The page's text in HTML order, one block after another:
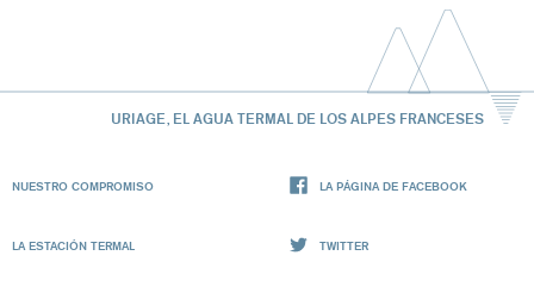
URIAGE, EL AGUA TERMAL DE LOS ALPES FRANCESES
NUESTRO COMPROMISO
LA ESTACIÓN TERMAL
LA PÁGINA DE FACEBOOK
TWITTER